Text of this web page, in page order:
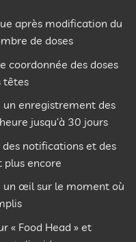
après modification du
de doses
coordonnée des doses
têtes
un enregistrement des
jusqu’à 30 jours
des notifications et des
plus encore
un œil sur le moment où
« Food Head » et